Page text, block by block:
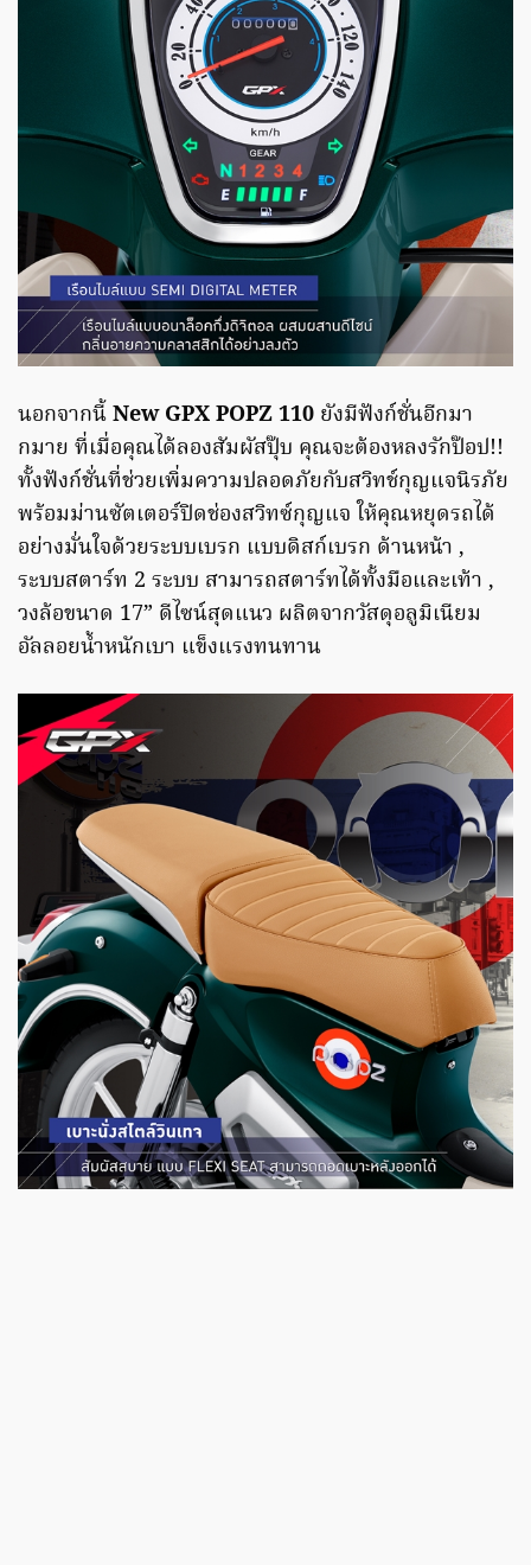
นอกจากนี้New GPX POPZ 110 ยังมีฟังก์ชั่นอีกมา
กมาย ที่เมื่อคุณได้ลองสัมผัสปุ๊บ คุณจะต้องหลงรักป๊อป!!
ทั้งฟังก์ชั่นที่ช่วยเพิ่มความปลอดภัยกับสวิทช์กุญแจนิรภัย
พร้อมม่านซัตเตอร์ปิดช่องสวิทซ์กุญแจ ให้คุณหยุดรถได้
อย่างมั่นใจด้วยระบบเบรก แบบดิสก์เบรก ด้านหน้า ,
ระบบสตาร์ท 2 ระบบ สามารถสตาร์ทได้ทั้งมือและเท้า ,
วงล้อขนาด 17” ดีไซน์สุดแนว ผลิตจากวัสดุอลูมิเนียม
อัลลอยน้ำหนักเบา แข็งแรงทนทาน